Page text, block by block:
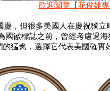
歡迎閱覽【花俊雄專
慶，但很多美國人在慶祝獨
國徽標誌之前，曾經考慮過海